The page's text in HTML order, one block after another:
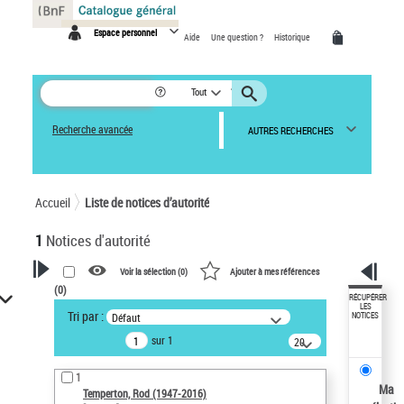
Espace personnel Aide Une question ? Historique
Tout
Recherche avancée AUTRES RECHERCHES
Accueil Liste de notices d’autorité
1 Notices d'autorité
VOTRE RECHERCHE
Recherche avancée dans les
notices d’autorité
Œuvres liées à l'auteur :
Temperton, Rod (1947-2016)
Voir la sélection (0) Ajouter à mes références
(0)
Tri par : Défaut
sur 1
20
résultats/page
1
Temperton, Rod (1947-2016)
RÉCUPÉRER
LES
NOTICES
Ma
Panneau de gestion des cookies